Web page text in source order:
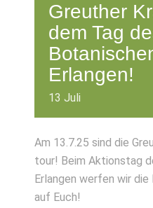
Greuther
dem Tag
Erlangen!
13 Juli
Am 13.7.25 sind die
tour! Beim Aktionstag
Erlangen werfen wir
auf Euch!